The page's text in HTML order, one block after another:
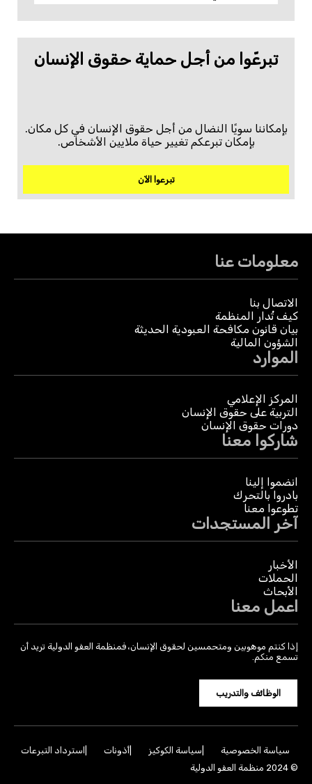
تبرعّوا من أجل حماية حقوق الإنسان
بإمكاننا سويًا النضال من أجل حقوق الإنسان في كل مكان.
بإمكان تبرعكم تغيير حياة ملايين الأشخاص.
تبرعوا الآن
معلومات عنا
الاتصال بنا
كيف تُدار المنظمة
بيان قانون مكافحة العبودية الحديثة
الشؤون المالية
الموارد
المركز الإعلامي
التربية على حقوق الإنسان
دورات حقوق الإنسان
شاركوا معنا
انضموا إلينا
بادروا بالتحرك
تطوعوا معنا
آخر المستجدات
الأخبار
الحملات
الأبحاث
اعمل معنا
إذا كنتم موهوبين ومتحمسين لحقوق الإنسان، فمنظمة العفو الدولية تريد أن
تسمع منكم.
الوظائف والتدريب
سياسة الخصوصية سياسة الكوكيز أذونات
استرداد التبرعات
© 2024 منظمة العفو الدولية